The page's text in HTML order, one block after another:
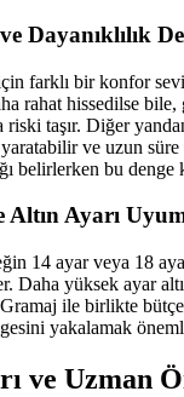
Dayanıklılık
farklı bir konfor
rahat hissedilse bile,
taşır. Diğer
ve uzun süre
belirlerken bu denge
Altın Ayarı
14 ayar veya 18
Daha yüksek ayar
ile birlikte
yakalamak
ve Uzman